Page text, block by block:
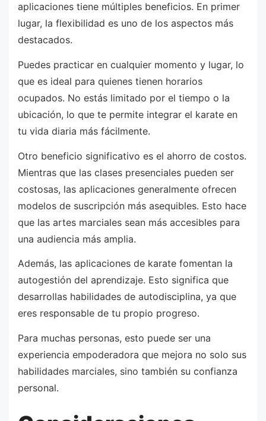
aplicaciones tiene múltiples beneficios. En primer
lugar, la flexibilidad es uno de los aspectos más
destacados.
Puedes practicar en cualquier momento y lugar, lo
que es ideal para quienes tienen horarios
ocupados. No estás limitado por el tiempo o la
ubicación, lo que te permite integrar el karate en
tu vida diaria más fácilmente.
Otro beneficio significativo es el ahorro de costos.
Mientras que las clases presenciales pueden ser
costosas, las aplicaciones generalmente ofrecen
modelos de suscripción más asequibles. Esto hace
que las artes marciales sean más accesibles para
una audiencia más amplia.
Además, las aplicaciones de karate fomentan la
autogestión del aprendizaje. Esto significa que
desarrollas habilidades de autodisciplina, ya que
eres responsable de tu propio progreso.
Para muchas personas, esto puede ser una
experiencia empoderadora que mejora no solo sus
habilidades marciales, sino también su confianza
personal.